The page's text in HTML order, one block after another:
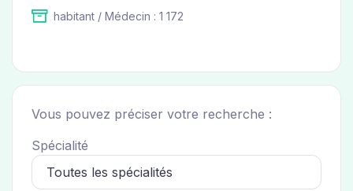
habitant / Médecin : 1 172
Vous pouvez préciser votre recherche :
Spécialité